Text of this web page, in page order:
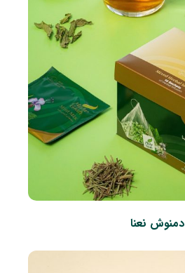
دمنوش نعنا